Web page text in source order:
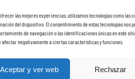
las mejores experiencias, utilizamos tecnologías como las
del dispositivo. El consentimiento de estas tecnologías nos
de navegación o las identificaciones únicas en este
afectar negativamente a ciertas características y funciones.
Aceptar y ver web Rechazar